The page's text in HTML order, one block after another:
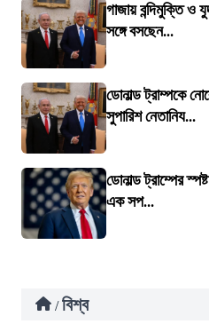
গাজায় বন্দিমুক্তি ও
সঙ্গে বসছেন...
ডোনাল্ড ট্রাম্পকে
সুপারিশ নেতানিয...
ডোনাল্ড ট্রাম্পের
এক সপ...
/ বিশ্ব